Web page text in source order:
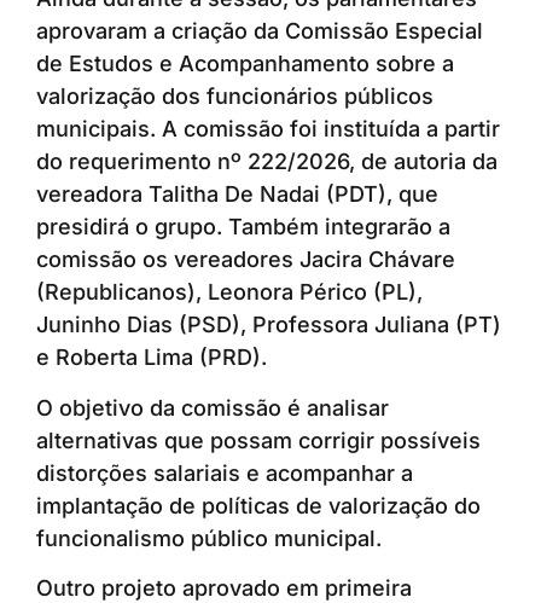
aprovaram a criação da Comissão Especial
de Estudos e Acompanhamento sobre a
valorização dos funcionários públicos
municipais. A comissão foi instituída a partir
do requerimento nº 222/2026, de autoria da
vereadora Talitha De Nadai (PDT), que
presidirá o grupo. Também integrarão a
comissão os vereadores Jacira Chávare
(Republicanos), Leonora Périco (PL),
Juninho Dias (PSD), Professora Juliana (PT)
e Roberta Lima (PRD).
O objetivo da comissão é analisar
alternativas que possam corrigir possíveis
distorções salariais e acompanhar a
implantação de políticas de valorização do
funcionalismo público municipal.
Outro projeto aprovado em primeira